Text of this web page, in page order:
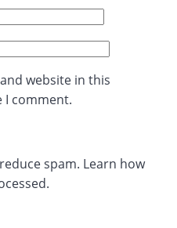
website in this
I comment.
spam. Learn how